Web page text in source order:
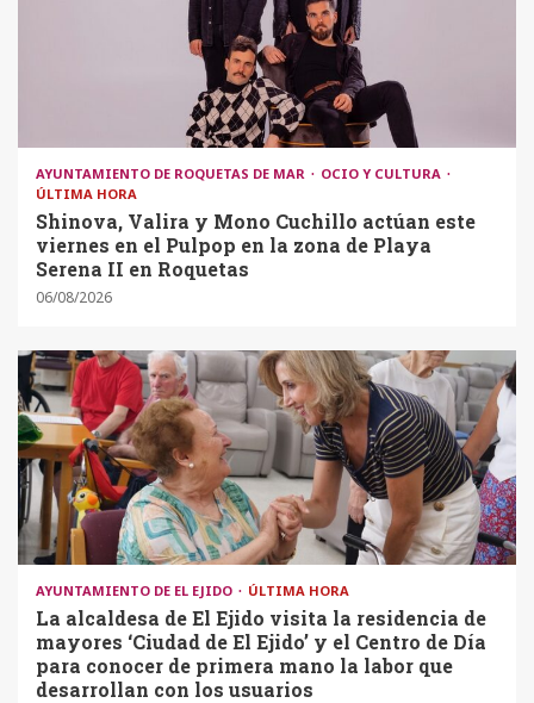
AYUNTAMIENTO DE ROQUETAS DE MAR
OCIO Y CULTURA
ÚLTIMA HORA
Shinova, Valira y Mono Cuchillo actúan este
viernes en el Pulpop en la zona de Playa
Serena II en Roquetas
06/08/2026
AYUNTAMIENTO DE EL EJIDO ÚLTIMA HORA
La alcaldesa de El Ejido visita la residencia de
mayores ‘Ciudad de El Ejido’ y el Centro de Día
para conocer de primera mano la labor que
desarrollan con los usuarios